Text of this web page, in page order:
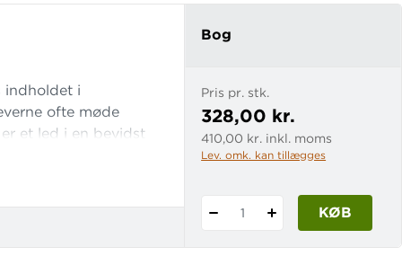
indholdet i
ofte møde
et led i en bevidst
sig selv: "Hvad
Bog
Pris pr. stk.
328,00 kr.
410,00 kr. inkl. moms
Lev. omk. kan tillægges
1 KØB